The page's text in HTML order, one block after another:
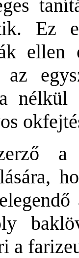
Ez
ellen
az
nélkül
a
a